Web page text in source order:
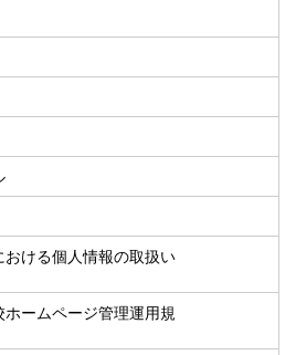
ける個人情報の取扱い
ームページ管理運用規